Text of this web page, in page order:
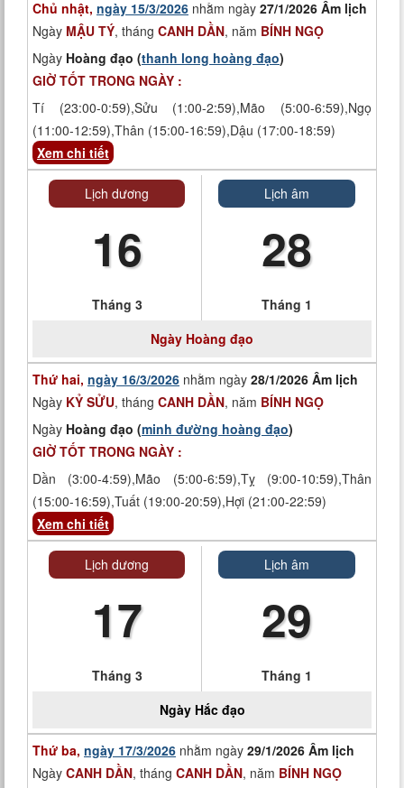
Chủ nhật, ngày 15/3/2026 nhằm ngày 27/1/2026 Âm lịch
Ngày MẬU TÝ, tháng CANH DẦN, năm BÍNH NGỌ
Ngày Hoàng đạo (thanh long hoàng đạo)
GIỜ TỐT TRONG NGÀY :
Tí (23:00-0:59),Sửu (1:00-2:59),Mão (5:00-6:59),Ngọ
(11:00-12:59),Thân (15:00-16:59),Dậu (17:00-18:59)
Xem chi tiết
Lịch dương
16
Tháng 3
Lịch âm
28
Tháng 1
Ngày Hoàng đạo
Thứ hai, ngày 16/3/2026 nhằm ngày 28/1/2026 Âm lịch
Ngày KỶ SỬU, tháng CANH DẦN, năm BÍNH NGỌ
Ngày Hoàng đạo (minh đường hoàng đạo)
GIỜ TỐT TRONG NGÀY :
Dần (3:00-4:59),Mão (5:00-6:59),Tỵ (9:00-10:59),Thân
(15:00-16:59),Tuất (19:00-20:59),Hợi (21:00-22:59)
Xem chi tiết
Lịch dương
17
Tháng 3
Lịch âm
29
Tháng 1
Ngày Hắc đạo
Thứ ba, ngày 17/3/2026 nhằm ngày 29/1/2026 Âm lịch
Ngày CANH DẦN, tháng CANH DẦN, năm BÍNH NGỌ